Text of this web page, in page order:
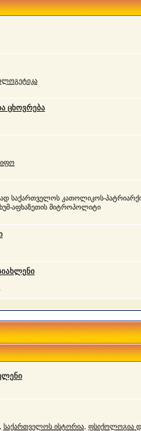
ცხოვრება
საქართველოს კათოლიკოს-
აფხაზეთის მიტროპოლიტი
საქართველოს ისტორია, ფსიქოლოგია